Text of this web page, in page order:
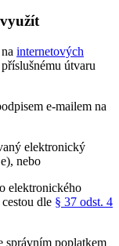
internetových
útvaru
e-mailem na
elektronický
nebo
elektronického
dle § 37 odst. 4
správním poplatkem